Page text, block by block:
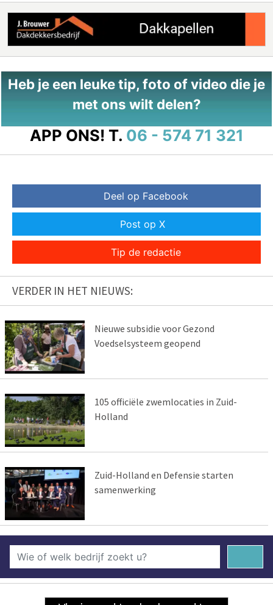
Heb je een leuke tip, foto of video die je
met ons wilt delen?
APP ONS! T. 06 - 574 71 321
Deel op Facebook
Post op X
Tip de redactie
VERDER IN HET NIEUWS:
Nieuwe subsidie voor Gezond
Voedselsysteem geopend
105 officiële zwemlocaties in Zuid-
Holland
Zuid-Holland en Defensie starten
samenwerking